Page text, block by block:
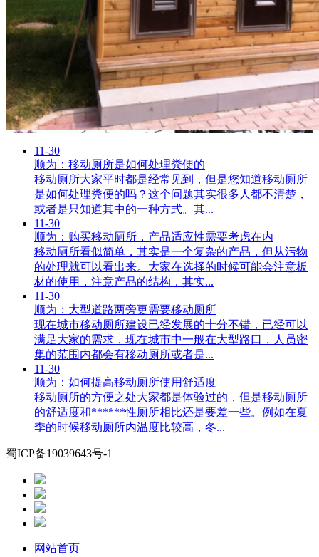
11-30
顺为：移动厕所是如何处理粪便的
移动厕所大家平时都是经常见到，但是您知道移动厕所
是如何处理粪便的吗？这个问题其实很多人都不清楚，
或者是只知道其中的一种方式。其...
11-30
顺为：购买移动厕所，产品适应性需要考虑在内
移动厕所看似简单，其实是一个复杂的产品，但从污物
的处理就可以看出来。大家在选择的时候可能会注意板
材的使用，注意产品的结构，其实...
11-30
顺为：大型道路两旁更需要移动厕所
现在城市移动厕所建设已经发展的十分不错，已经可以
满足大家的需求，现在城市中一般在大型路口，人员密
集的范围内都会有移动厕所或者是...
11-30
顺为：如何提高移动厕所使用舒适度
移动厕所的方便之处大家都是体验过的，但是移动厕所
的舒适度和******性厕所相比还是要差一些。例如在夏
季的时候移动厕所内温度比较高，冬...
蜀ICP备19039643号-1
网站首页